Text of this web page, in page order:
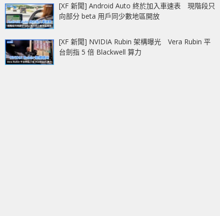
[XF 新聞] Android Auto 終於加入車速表 現階段只
向部分 beta 用戶同少數地區開放
[XF 新聞] NVIDIA Rubin 架構曝光 Vera Rubin 平
台劍指 5 倍 Blackwell 算力